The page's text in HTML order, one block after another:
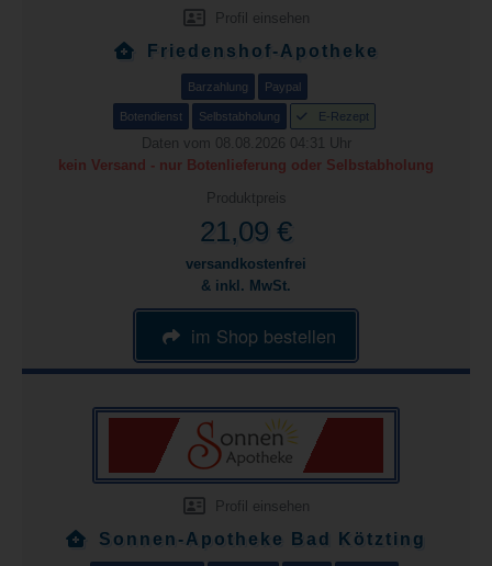
Profil einsehen
Friedenshof-Apotheke
Barzahlung Paypal
Botendienst Selbstabholung E-Rezept
Daten vom 08.08.2026 04:31 Uhr
kein Versand - nur Botenlieferung oder Selbstabholung
Produktpreis
21,09 €
versandkostenfrei
& inkl. MwSt.
im Shop bestellen
Profil einsehen
Sonnen-Apotheke Bad Kötzting